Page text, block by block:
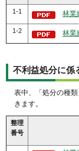
1-1 林業
1-2 林業
不利益処分に係
表中、「処分の種
きます。
整理
番号